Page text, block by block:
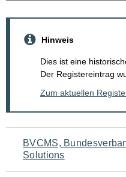
Hinweis
Dies ist eine
Der Registereintrag
Zum aktuellen
Navigation
für
BVCMS,
Solutions